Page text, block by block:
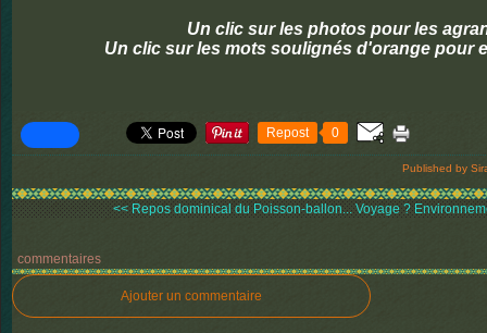
Un clic sur les photos pour les
Un clic sur les mots soulignés d'orange pour
Repost 0
Published by
<< Repos dominical du Poisson-ballon... Voyage ?
commentaires
Ajouter un commentaire